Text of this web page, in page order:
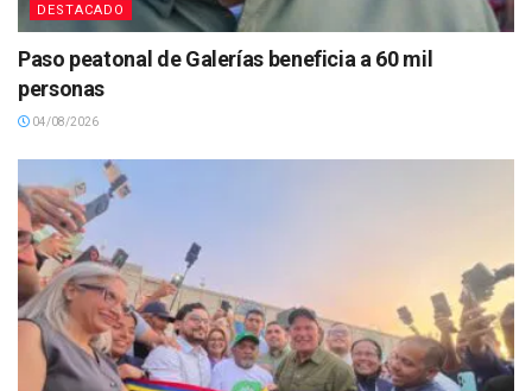
DESTACADO
Paso peatonal de Galerías beneficia a 60 mil
personas
04/08/2026